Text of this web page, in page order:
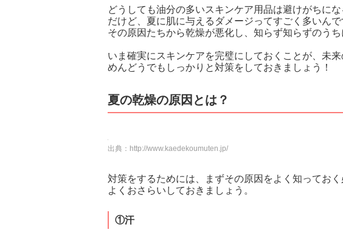
どうしても油分の多いスキンケア用品は避けがちにな
だけど、夏に肌に与えるダメージってすごく多いんで
その原因たちから乾燥が悪化し、知らず知らずのう
いま確実にスキンケアを完璧にしておくことが、未来
めんどうでもしっかりと対策をしておきましょう！
夏の乾燥の原因とは？
出典： http://www.kaedekoumuten.jp/
対策をするためには、まずその原因をよく知っておく
よくおさらいしておきましょう。
①汗